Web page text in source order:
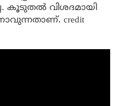
കൂടുതൽ വിശദമായി
credit